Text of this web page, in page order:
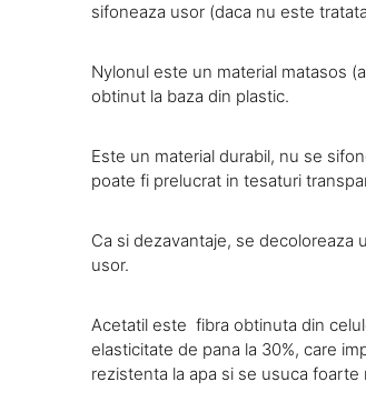
sifoneaza usor (daca nu este
Nylonul este un material matasos
obtinut la baza din plastic.
Este un material durabil, nu se
poate fi prelucrat in tesaturi
Ca si dezavantaje, se decoloreaza
usor.
Acetatil este fibra obtinuta din
elasticitate de pana la 30%, care
rezistenta la apa si se usuca foarte